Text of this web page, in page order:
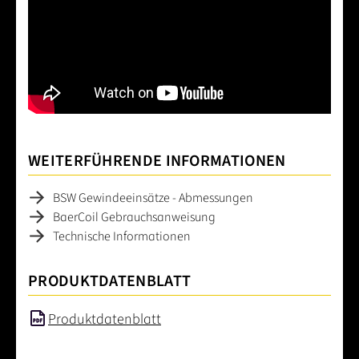
WEITERFÜHRENDE INFORMATIONEN
BSW Gewindeeinsätze - Abmessungen
BaerCoil Gebrauchsanweisung
Technische Informationen
PRODUKTDATENBLATT
Produktdatenblatt